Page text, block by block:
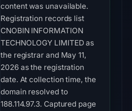
content was unavailable.
Registration records list
CNOBIN INFORMATION
TECHNOLOGY LIMITED as
the registrar and May 11,
2026 as the registration
date. At collection time, the
domain resolved to
188.114.97.3. Captured page